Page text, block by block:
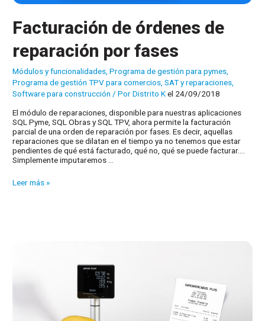
Facturación de órdenes de
reparación por fases
Módulos y funcionalidades,Programa de gestión para pymes,
Programa de gestión TPV para comercios,SAT y reparaciones,
Software para construcción / PorDistrito Kel 24/09/2018
El módulo de reparaciones, disponible para nuestras aplicaciones
SQL Pyme, SQL Obras y SQL TPV, ahora permite la facturación
parcial de una orden de reparación por fases. Es decir, aquellas
reparaciones que se dilatan en el tiempo ya no tenemos que estar
pendientes de qué está facturado, qué no, qué se puede facturar….
Simplemente imputaremos …
Facturación
Leer más »